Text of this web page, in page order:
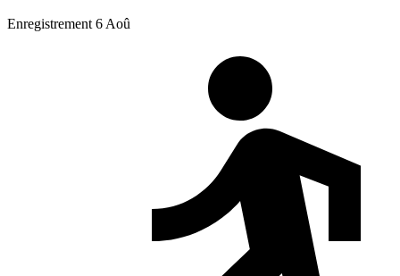
Enregistrement 6 Aoû